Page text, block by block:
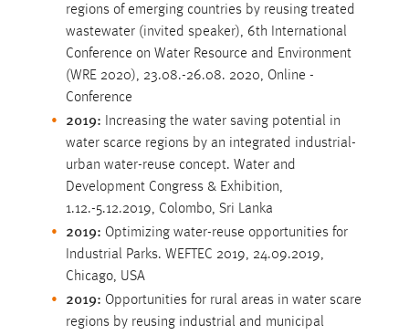
regions of emerging countries by reusing treated
wastewater (invited ­speaker), 6th International
Conference on Water Resource and Environment
(WRE 2020), 23.08.-26.08. 2020, Online ­
Conference
2019: Increasing the water saving potential in
water scarce regions by an integrated industrial-
urban water-reuse ­concept. Water and
Development Congress & Exhibition,
1.12.-5.12.2019, Colombo, Sri Lanka
2019: Optimizing water-reuse opportunities for
Industrial Parks. WEFTEC 2019, 24.09.2019,
Chicago, USA
2019: Opportunities for rural areas in water scare
regions by reusing industrial and municipal
Dieser Cookie speichert die ausgewählten Einverständnis-
Optionen des Benutzers
Cookie Laufzeit:
1 Jahr
Performance
Name:
staticfilecache
Zweck:
Für performante Seitenauslieferung wird in diesem Cookie
gespeichert, ob man eingeloggt ist.
Sprachpräferenz